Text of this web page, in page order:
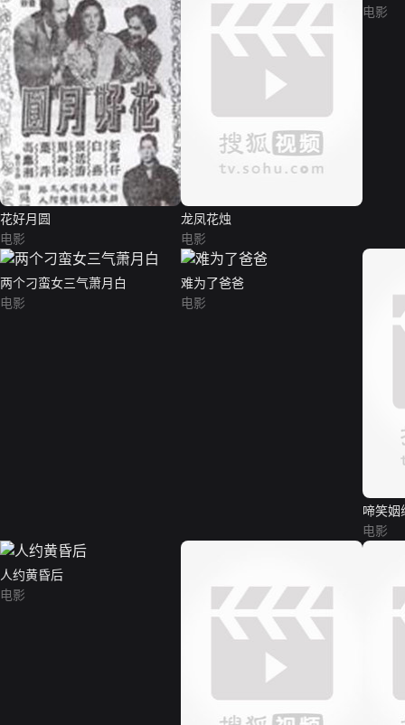
花好月圆
电影
龙凤花烛
电影
电影
两个刁蛮女三气萧月白
电影
难为了爸爸
电影
啼笑姻
电影
人约黄昏后
电影